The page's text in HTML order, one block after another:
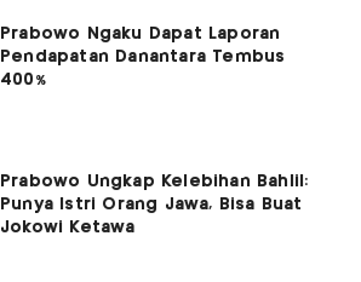
Prabowo Ngaku Dapat Laporan
Pendapatan Danantara Tembus
400%
Prabowo Ungkap Kelebihan Bahlil:
Punya Istri Orang Jawa, Bisa Buat
Jokowi Ketawa